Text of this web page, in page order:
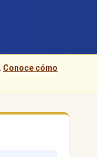
Conoce cómo